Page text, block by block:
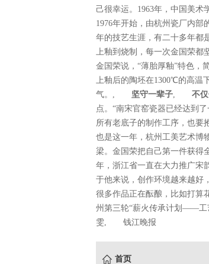
己很幸运。1963年，中国美术
1976年开始，由杭州瓷厂内
年的技艺生涯，有二十多年都
上釉到烧制，每一次金国荣
金国荣说，“薄胎厚釉”特色，
上釉后的陶坯在1300℃的高温
气。, 坚守一辈子, 不
点。“南宋官窑瓷器已经达到
所有老底子的制作工序，也
也是这一年，杭州工美艺术博
梁。金国荣把自己第一件获
年，浙江省一直在大力推广宋
于他来说，创作环境越来越
很多作品正在酝酿，比如打算
州第三轮“薪火传承计划——
雯, 钱江晚报
首页